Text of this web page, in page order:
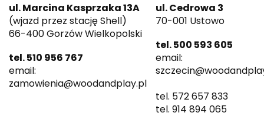
ul. Marcina Kasprzaka 13A
(wjazd przez stację Shell)
66-400 Gorzów Wielkopolski
tel. 510 956 767
email:
zamowienia@woodandplay.pl
ul. Cedrowa 3
70-001 Ustowo
tel. 500 593 605
email:
tel. 572 657 833
tel. 914 894 065